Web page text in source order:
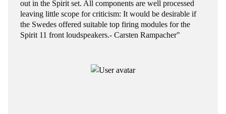
out in the Spirit set. All components are well processed
leaving little scope for criticism: It would be desirable if
the Swedes offered suitable top firing modules for the
Spirit 11 front loudspeakers.- Carsten Rampacher"